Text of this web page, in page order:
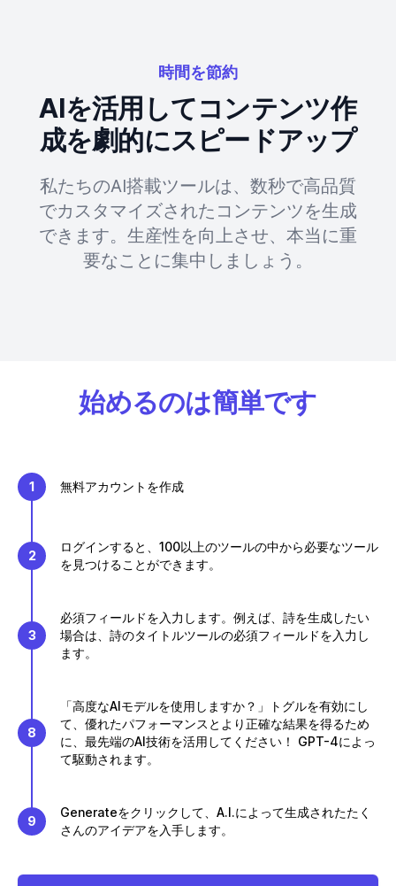
時間を節約
AIを活用してコンテンツ作
成を劇的にスピードアップ
私たちのAI搭載ツールは、数秒で高品質
でカスタマイズされたコンテンツを生成
できます。生産性を向上させ、本当に重
要なことに集中しましょう。
始めるのは簡単です
1 無料アカウントを作成
2
ログインすると、100以上のツールの中から必要なツール
を見つけることができます。
3
必須フィールドを入力します。例えば、詩を生成したい
場合は、詩のタイトルツールの必須フィールドを入力し
ます。
8
「高度なAIモデルを使用しますか？」トグルを有効にし
て、優れたパフォーマンスとより正確な結果を得るため
に、最先端のAI技術を活用してください！ GPT-4によっ
て駆動されます。
9
Generateをクリックして、A.I.によって生成されたたく
さんのアイデアを入手します。